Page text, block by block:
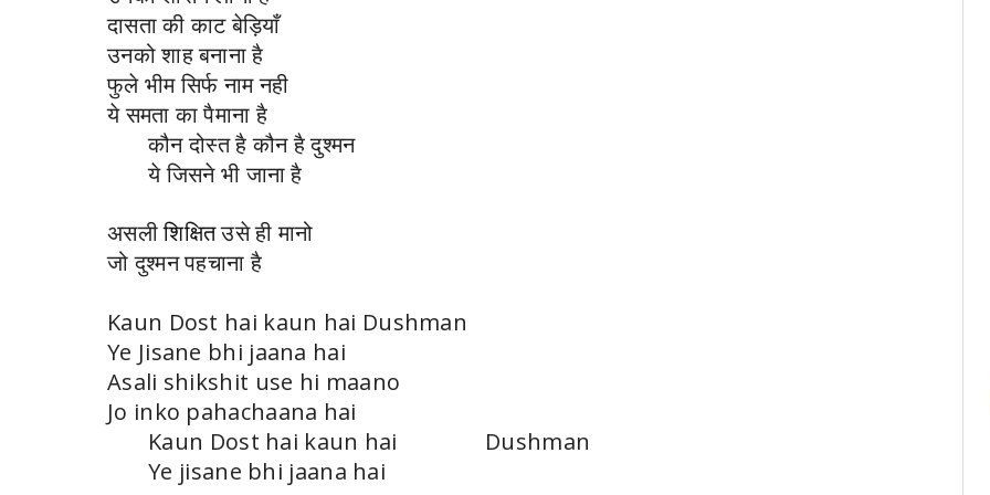
दासता की काट बेड़ियाँ
उनको शाह बनाना है
फुले भीम सिर्फ नाम नही
ये समता का पैमाना है
कौन दोस्त है कौन है दुश्मन
ये जिसने भी जाना है
असलीशिक्षितउसे ही मानो
जो दुश्मन पहचाना है
Kaun Dost hai kaun hai Dushman
Ye Jisane bhi jaana hai
Asali shikshit use hi maano
Jo inko pahachaana hai
Kaun Dost hai kaun hai Dushman
Ye jisane bhi jaana hai